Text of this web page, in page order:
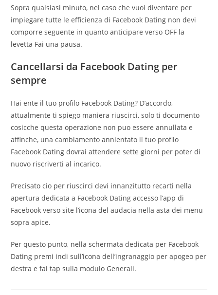
Sopra qualsiasi minuto, nel caso che vuoi diventare per
impiegare tutte le efficienza di Facebook Dating non devi
comporre seguente in quanto anticipare verso OFF la
levetta Fai una pausa.
Cancellarsi da Facebook Dating per
sempre
Hai ente il tuo profilo Facebook Dating? D’accordo,
attualmente ti spiego maniera riuscirci, solo ti documento
cosicche questa operazione non puo essere annullata e
affinche, una cambiamento annientato il tuo profilo
Facebook Dating dovrai attendere sette giorni per poter di
nuovo riscriverti al incarico.
Precisato cio per riuscirci devi innanzitutto recarti nella
apertura dedicata a Facebook Dating accesso l’app di
Facebook verso site l’icona del audacia nella asta dei menu
sopra apice.
Per questo punto, nella schermata dedicata per Facebook
Dating premi indi sull’icona dell’ingranaggio per apogeo per
destra e fai tap sulla modulo Generali.